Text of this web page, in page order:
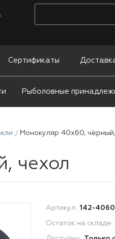
Сертификаты
Рыболовные
Монокуляр 40х60,
чехол
Артикул: 142-4060
Остаток на складе: